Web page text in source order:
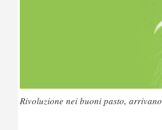
Rivoluzione nei buoni pasto,